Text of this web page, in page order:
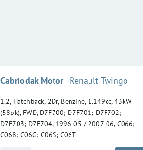
Cabriodak Motor :Renault Twingo
1.2, Hatchback, 2Dr, Benzine, 1.149cc, 43kW
(58pk), FWD, D7F700; D7F701; D7F702;
D7F703; D7F704, 1996-05 / 2007-06, C066;
C068; C06G; C06S; C06T